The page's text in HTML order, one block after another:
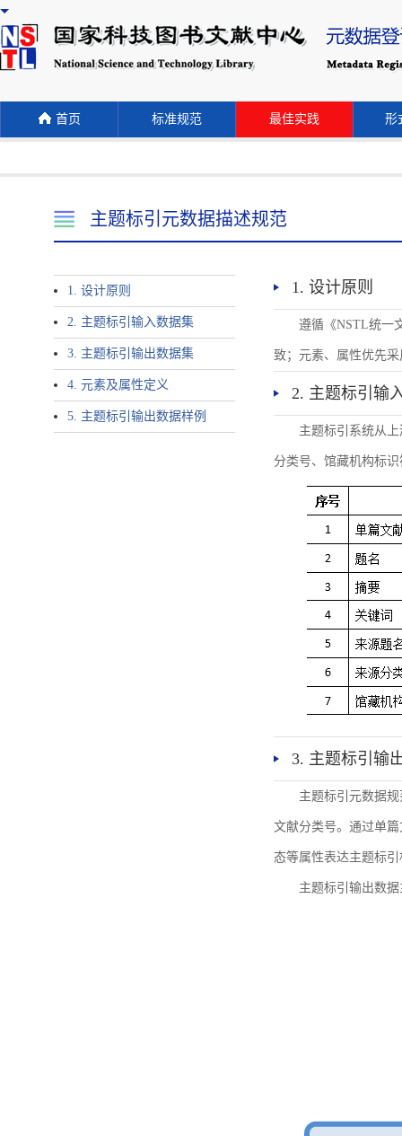
首页 标准规范 最佳实践 形
主题标引元数据描述规范
1. 设计原则
2. 主题标引输入数据集
3. 主题标引输出数据集
4. 元素及属性定义
5. 主题标引输出数据样例
1. 设计原则
遵循《NSTL统一
致；元素、属性优先
2. 主题标引输
主题标引系统从
分类号、馆藏机构标
3. 主题标引输
主题标引元数据
文献分类号。通过单
态等属性表达主题标
主题标引输出数